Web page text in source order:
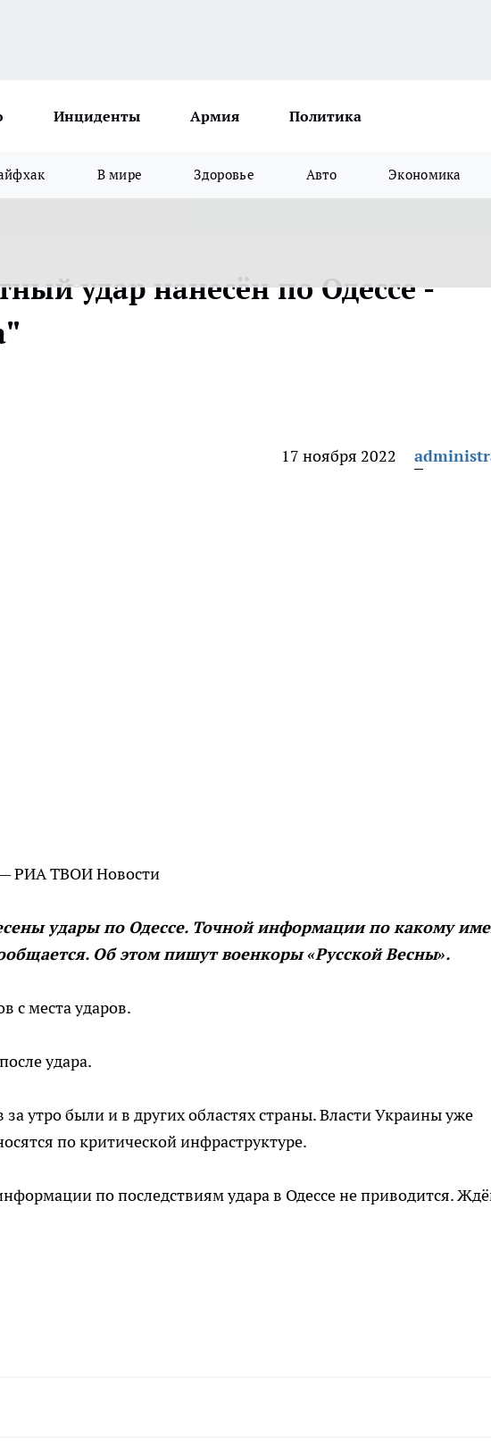
Инциденты Армия Политика
В мире Здоровье Авто Экономика
удар нанесён по Одессе -
17 ноября 2022
РИА ТВОИ Новости
удары по Одессе. Точной информации по какому
Об этом пишут военкоры «Русской Весны».
с места ударов.
удара.
утро были и в других областях страны. Власти Украины уже
по критической инфраструктуре.
по последствиям удара в Одессе не приводится.